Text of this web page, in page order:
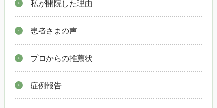
私が開院した理由
患者さまの声
プロからの推薦状
症例報告